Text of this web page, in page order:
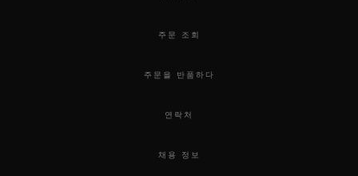
주문 조회
주문을 반품하다
연락처
채용 정보